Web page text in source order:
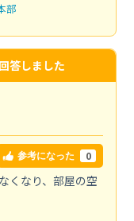
部
答しました
参考になった 0
くなり、部屋の空